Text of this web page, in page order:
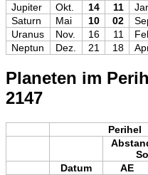
Jupiter
Okt. 14 11
Saturn
Mai 10 02
Uranus
Nov. 16 11
Neptun
Dez. 21 18
Planeten im
2147
Perihel
Datum
AE